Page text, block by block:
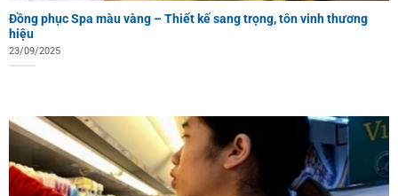
Đồng phục Spa màu vàng – Thiết kế sang trọng, tôn vinh thương
hiệu
23/09/2025